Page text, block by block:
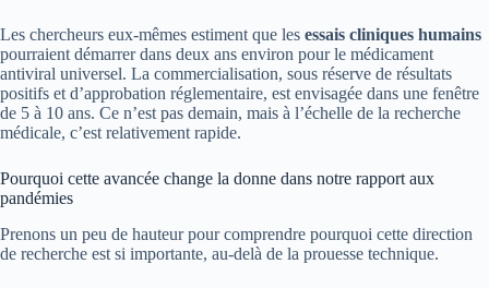
Les chercheurs eux-mêmes estiment que les essais cliniques humains
pourraient démarrer dans deux ans environ pour le médicament
antiviral universel. La commercialisation, sous réserve de résultats
positifs et d’approbation réglementaire, est envisagée dans une fenêtre
de 5 à 10 ans. Ce n’est pas demain, mais à l’échelle de la recherche
médicale, c’est relativement rapide.
Pourquoi cette avancée change la donne dans notre rapport aux
pandémies
Prenons un peu de hauteur pour comprendre pourquoi cette direction
de recherche est si importante, au-delà de la prouesse technique.